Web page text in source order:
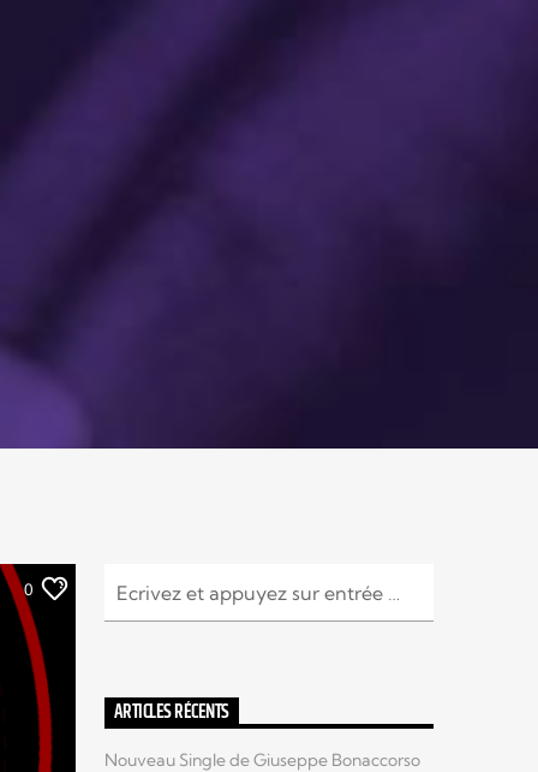
0
ARTICLES RÉCENTS
Nouveau Single de Giuseppe Bonaccorso